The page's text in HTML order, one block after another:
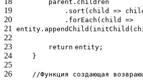
19
20
21
22
23
24
25
26
parent.children
.sort(child =>
.forEach(child =>
return entity;
}
//Функция создающая